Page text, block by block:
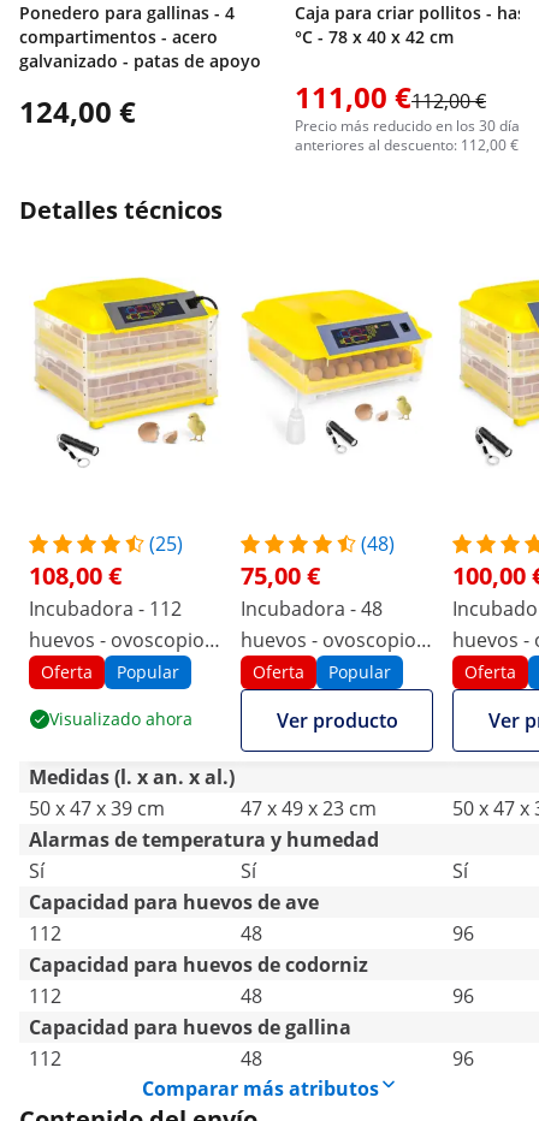
Ponedero para gallinas - 4
compartimentos - acero
galvanizado - patas de apoyo
124,00 €
Caja para criar pollitos -
°C - 78 x 40 x 42 cm
111,00 €112,00 €
Precio más reducido en los 30 días
anteriores al descuento: 112,00 €
Detalles técnicos
(25)
108,00 €
Incubadora - 112
huevos - ovoscopio
incluido - totalmente
Oferta Popular
Visualizado ahora
(48)
75,00 €
Incubadora - 48
huevos - ovoscopio y
dispensador de agua
- totalmente
automática
Oferta Popular
Ver producto
100,00
huevos -
Oferta
Ver
Medidas (l. x an. x al.)
50 x 47 x 39 cm
47 x 49 x 23 cm
50 x 47 x
Alarmas de temperatura y humedad
Sí
Sí
Sí
Capacidad para huevos de ave
112
48
96
Capacidad para huevos de codorniz
112
48
96
Capacidad para huevos de gallina
112
48
96
Comparar más atributos